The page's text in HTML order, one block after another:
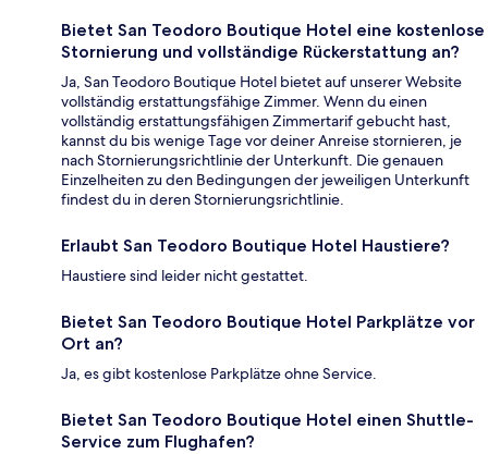
Bietet San Teodoro Boutique Hotel eine kostenlose
Stornierung und vollständige Rückerstattung an?
Ja, San Teodoro Boutique Hotel bietet auf unserer Website
vollständig erstattungsfähige Zimmer. Wenn du einen
vollständig erstattungsfähigen Zimmertarif gebucht hast,
kannst du bis wenige Tage vor deiner Anreise stornieren, je
nach Stornierungsrichtlinie der Unterkunft. Die genauen
Einzelheiten zu den Bedingungen der jeweiligen Unterkunft
findest du in deren Stornierungsrichtlinie.
Erlaubt San Teodoro Boutique Hotel Haustiere?
Haustiere sind leider nicht gestattet.
Bietet San Teodoro Boutique Hotel Parkplätze vor
Ort an?
Ja, es gibt kostenlose Parkplätze ohne Service.
Bietet San Teodoro Boutique Hotel einen Shuttle-
Service zum Flughafen?